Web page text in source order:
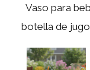
Vaso para
botella de